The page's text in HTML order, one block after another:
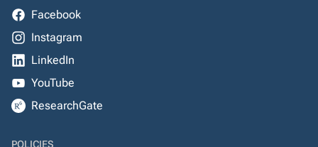
Facebook
Instagram
LinkedIn
YouTube
ResearchGate
POLICIES